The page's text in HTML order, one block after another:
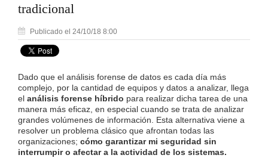
tradicional
Publicado el 24/10/18 8:00
Dado que el análisis forense de datos es cada día más
complejo, por la cantidad de equipos y datos a analizar, llega
el análisis forense híbrido para realizar dicha tarea de una
manera más eficaz, en especial cuando se trata de analizar
grandes volúmenes de información. Esta alternativa viene a
resolver un problema clásico que afrontan todas las
organizaciones; cómo garantizar mi seguridad sin
interrumpir o afectar a la actividad de los sistemas.